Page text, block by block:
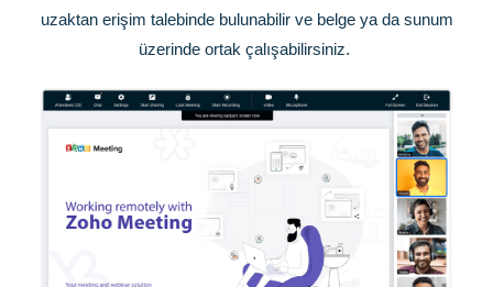
uzaktan erişim talebinde bulunabilir ve belge ya da sunum
üzerinde ortak çalışabilirsiniz.